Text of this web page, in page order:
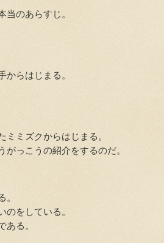
のあらすじ。
らはじまる。
ミズクからはじまる。
っこうの紹介をするのだ。
をしている。
る。